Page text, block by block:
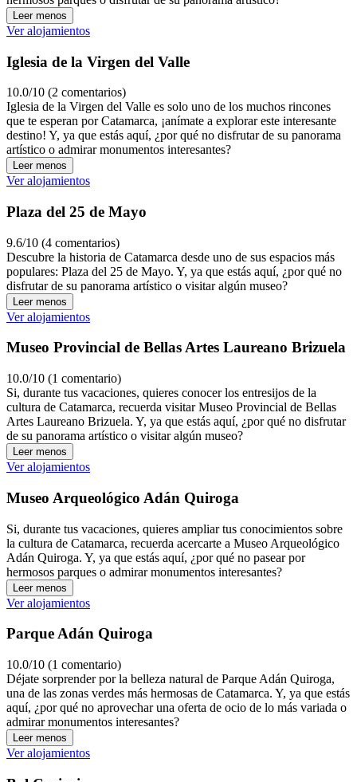
Leer menos
Ver alojamientos
Iglesia de la Virgen del Valle
10.0/10 (2 comentarios)
Iglesia de la Virgen del Valle es solo uno de los muchos rincones
que te esperan por Catamarca, ¡anímate a explorar este interesante
destino! Y, ya que estás aquí, ¿por qué no disfrutar de su panorama
artístico o admirar monumentos interesantes?
Leer menos
Ver alojamientos
Plaza del 25 de Mayo
9.6/10 (4 comentarios)
Descubre la historia de Catamarca desde uno de sus espacios más
populares: Plaza del 25 de Mayo. Y, ya que estás aquí, ¿por qué no
disfrutar de su panorama artístico o visitar algún museo?
Leer menos
Ver alojamientos
Museo Provincial de Bellas Artes Laureano Brizuela
10.0/10 (1 comentario)
Si, durante tus vacaciones, quieres conocer los entresijos de la
cultura de Catamarca, recuerda visitar Museo Provincial de Bellas
Artes Laureano Brizuela. Y, ya que estás aquí, ¿por qué no disfrutar
de su panorama artístico o visitar algún museo?
Leer menos
Ver alojamientos
Museo Arqueológico Adán Quiroga
Si, durante tus vacaciones, quieres ampliar tus conocimientos sobre
la cultura de Catamarca, recuerda acercarte a Museo Arqueológico
Adán Quiroga. Y, ya que estás aquí, ¿por qué no pasear por
hermosos parques o admirar monumentos interesantes?
Leer menos
Ver alojamientos
Parque Adán Quiroga
10.0/10 (1 comentario)
Déjate sorprender por la belleza natural de Parque Adán Quiroga,
una de las zonas verdes más hermosas de Catamarca. Y, ya que estás
aquí, ¿por qué no aprovechar una oferta de ocio de lo más variada o
admirar monumentos interesantes?
Leer menos
Ver alojamientos